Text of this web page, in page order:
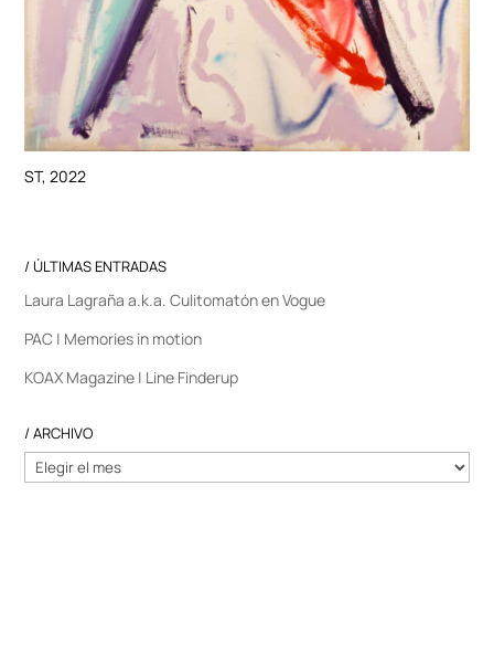
ST, 2022
/ ÚLTIMAS ENTRADAS
Laura Lagraña a.k.a. Culitomatón en Vogue
PAC | Memories in motion
KOAX Magazine | Line Finderup
/ ARCHIVO